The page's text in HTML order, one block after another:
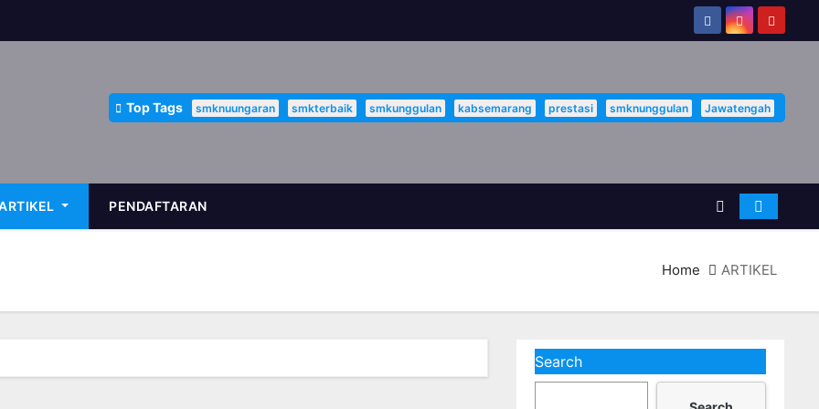
Top Tags smknuungaran smkterbaik smkunggulan kabsemarang prestasi smknunggulan Jawatengah
PENDAFTARAN
Home ARTIKEL
Search